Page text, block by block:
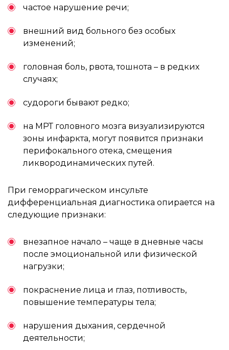
частое нарушение речи;
внешний вид больного без особых
изменений;
головная боль, рвота, тошнота – в редких
случаях;
судороги бывают редко;
на МРТ головного мозга визуализируются
зоны инфаркта, могут появится признаки
перифокального отека, смещения
ликвородинамических путей.
При геморрагическом инсульте
дифференциальная диагностика опирается на
следующие признаки:
внезапное начало – чаще в дневные часы
после эмоциональной или физической
нагрузки;
покраснение лица и глаз, потливость,
повышение температуры тела;
нарушения дыхания, сердечной
деятельности;